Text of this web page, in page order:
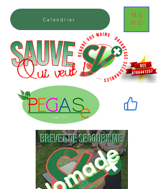
ME
NU
Calendrier